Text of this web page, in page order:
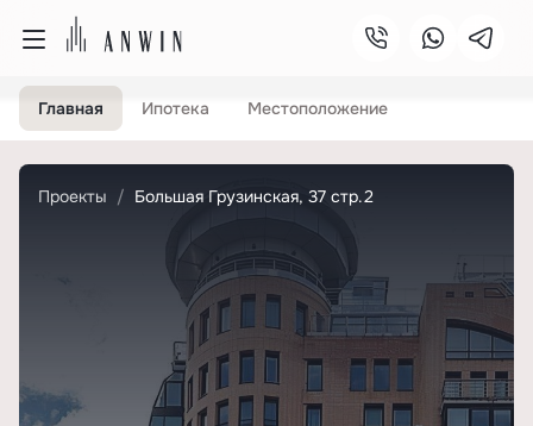
Главная Ипотека Местоположение
Проекты Большая Грузинская, 37 стр.2